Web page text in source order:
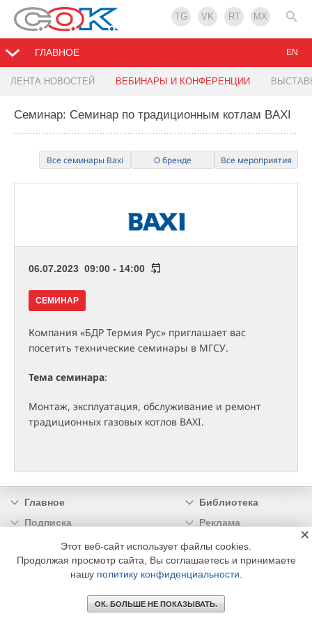
TG VK RT MX
ГЛАВНОЕ
ЛЕНТА НОВОСТЕЙ ВЕБИНАРЫ И КОНФЕРЕНЦИИ
EN
Семинар: Семинар по традиционным котлам BAXI
Все семинары Baxi О бренде Все мероприятия
06.07.2023 09:00 - 14:00
СЕМИНАР
Компания «БДР Термия Рус» приглашает вас
посетить технические семинары в МГСУ.
Тема семинара:
Монтаж, эксплуатация, обслуживание и ремонт
традиционных газовых котлов BAXI.
Главное
Библиотека
Подписка
Реклама
Информация
© 2002 - 2026 OOO Издательский дом «МЕДИА ТЕХНОЛОДЖИ» +7 (495) 665-00-
Этот веб-сайт использует файлы cookies.
Продолжая просмотр сайта, Вы соглашаетесь и принимаете
нашу политику конфиденциальности
ОК. БОЛЬШЕ НЕ ПОКАЗЫВАТЬ.
×